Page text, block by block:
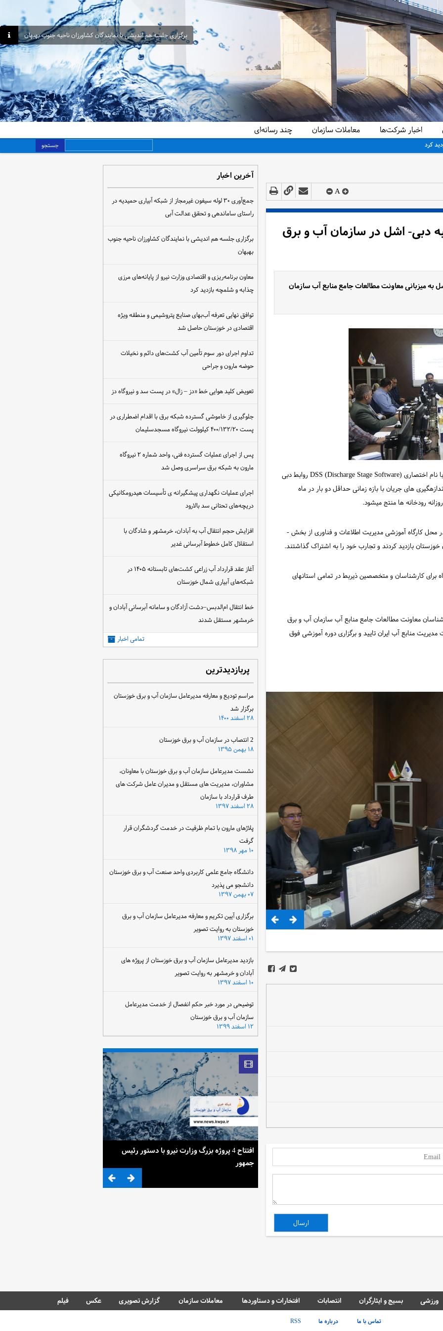
برگزاری جلسه هم اندیشی با نمایندگان کشاورزان ناحیه جنوب بهبهان
اخبار شرکت‌ها معاملات سازمان چند رسانه‌ای
کرد جستجو
A
دبی- اشل در سازمان آب و برق
میزبانی معاونت مطالعات جامع منابع آب سازمان
به گزارش شبکه خبری سازمان آب و برق خوزستان، این نرم افزار با نام اختصاری DSS (Discharge Stage Software) روابط دبی
های جریان با بازه زمانی حداقل دو بار در ماه
رودخانه ­ها منتج می­شود.
شرکت­ کنندگان در این دوره علاوه بر شرکت در جلسات آموزشی در محل کارگاه آموزشی مدیریت اطلاعات و فناوری از بخش ­
بازدید کردند و تجارب خود را به اشتراک گذاشتند.
فوق در دو بازه زمانی ۲۷ و ۲۸ آذر ماه و ۴ و ۵ دی ماه برای کارشناسان و متخصصین ذیربط در تمامی استان­های
نرم ­افزار در سال ۱۳۹۷ با نظارت کارشناسان معاونت مطالعات جامع منابع آب سازمان آب و برق
منابع آب ایران تایید و برگزاری دوره آموزشی فوق
آخرین اخبار
جمع‌آوری ۳۰ لوله سیفون غیرمجاز از شبکه آبیاری حمیدیه در
راستای ساماندهی و تحقق عدالت آبی
برگزاری جلسه هم اندیشی با نمایندگان کشاورزان ناحیه جنوب
بهبهان
معاون برنامه‌ریزی و اقتصادی وزارت نیرو از پایانه‌های مرزی
چذابه و شلمچه بازدید کرد
توافق نهایی تعرفه آب‌بهای صنایع پتروشیمی و منطقه ویژه
اقتصادی در خوزستان حاصل شد
تداوم اجرای دور سوم تأمین آب کشت‌های دائم و نخیلات
حوضه مارون و جراحی
تعویض کلید هوایی خط «دز – زال» در پست سد و نیروگاه دز
جلوگیری از خاموشی گسترده شبکه برق با اقدام اضطراری در
پست ۴۰۰/۱۳۲/۲۰ کیلوولت نیروگاه مسجدسلیمان
پس از اجرای عملیات گسترده فنی، واحد شماره ۲ نیروگاه
مارون به شبکه برق سراسری وصل شد
اجرای عملیات نگهداری پیشگیرانه ی تأسیسات هیدرومکانیکی
دریچه‌های تحتانی سد بالارود
افزایش حجم انتقال آب به آبادان، خرمشهر و شادگان با
استقلال کامل خطوط آبرسانی غدیر
آغاز عقد قرارداد آب زراعی کشت‌های تابستانه ۱۴۰۵ در
شبکه‌های آبیاری شمال خوزستان
خط انتقال ام‌الدبس–دشت آزادگان و سامانه آبرسانی آبادان و
خرمشهر مستقل شدند
تمامی اخبار
پربازدیدترین
مراسم تودیع و معارفه مدیرعامل سازمان آب و برق خوزستان
برگزار شد
۲۸ اسفند ۱۴۰۰
2 انتصاب در سازمان آب و برق خوزستان
۱۸ بهمن ۱۳۹۵
نشست مدیرعامل سازمان آب و برق خوزستان با معاونان،
مشاوران، مدیریت های مستقل و مدیران عامل شرکت های
طرف قرارداد با سازمان
۲۸ اسفند ۱۳۹۷
پلاژهای مارون با تمام ظرفیت در خدمت گردشگران قرار
گرفت
۱۰ مهر ۱۳۹۸
دانشگاه جامع علمی کاربردی واحد صنعت آب و برق خوزستان
دانشجو می پذیرد
۰۷ بهمن ۱۳۹۷
برگزاری آیین تکریم و معارفه مدیرعامل سازمان آب و برق
خوزستان به روایت تصویر
۰۱ اسفند ۱۳۹۷
بازدید مدیرعامل سازمان آب و برق خوزستان از پروژه های
آبادان و خرمشهر به روایت تصویر
۱۰ اسفند ۱۳۹۷
توضیحی در مورد خبر حکم انفصال از خدمت مدیرعامل
سازمان آب و برق خوزستان
۱۲ اسفند ۱۳۹۹
افتتاح 4 پروژه بزرگ وزارت نیرو با دستور رئیس
جمهور
استمرار روشنایی خانه‌ها در گرمای تابستان
ورزشی بسیج و ایثارگران انتصابات افتخارات و دستاوردها معاملات سازمان گزارش تصویری عکس فیلم
تماس با ما درباره ما RSS